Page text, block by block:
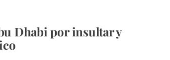
Dhabi por insultar y